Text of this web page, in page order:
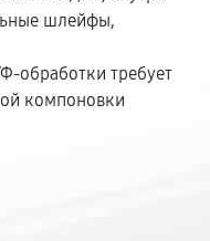
шлейфы,
обработки требует
компоновки